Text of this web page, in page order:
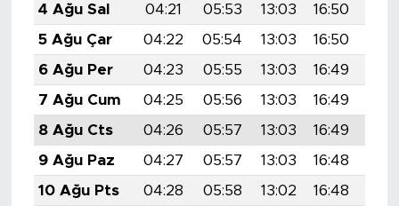
4 Ağu Sal
04:21 05:53 13:03 16:50
5 Ağu Çar
04:22 05:54 13:03 16:50
6 Ağu Per
04:23 05:55 13:03 16:49
7 Ağu Cum
04:25 05:56 13:03 16:49
8 Ağu Cts
04:26 05:57 13:03 16:49
9 Ağu Paz
04:27 05:57 13:03 16:48
10 Ağu Pts
04:28 05:58 13:02 16:48